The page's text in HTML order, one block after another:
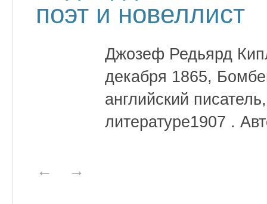
поэт и новеллист
Джозеф Редьярд
декабря 1865,
английский
литературе1907 .
← →